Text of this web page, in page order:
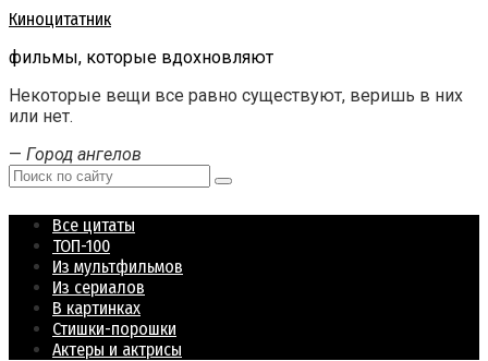
Перейти
контенту
Киноцитатник
фильмы, которые вдохновляют
Некоторые вещи все равно существуют, веришь в них
или нет.
— Город ангелов
Поиск:
Все цитаты
ТОП-100
Из мультфильмов
Из сериалов
В картинках
Стишки-порошки
Актеры и актрисы